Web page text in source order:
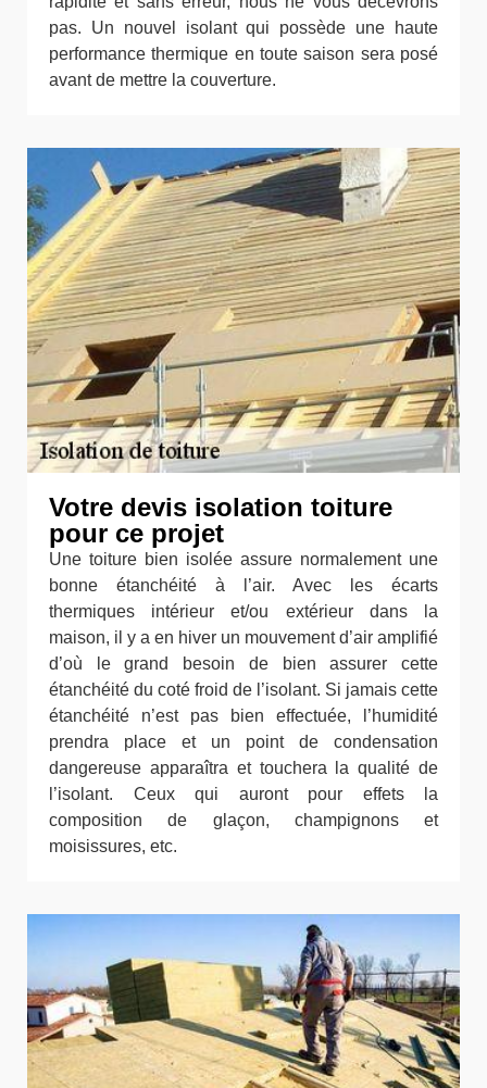
pas. Un nouvel isolant qui possède une haute
performance thermique en toute saison sera posé
avant de mettre la couverture.
Votre devis isolation toiture
pour ce projet
Une toiture bien isolée assure normalement une
bonne étanchéité à l’air. Avec les écarts
thermiques intérieur et/ou extérieur dans la
maison, il y a en hiver un mouvement d’air amplifié
d’où le grand besoin de bien assurer cette
étanchéité du coté froid de l’isolant. Si jamais cette
étanchéité n’est pas bien effectuée, l’humidité
prendra place et un point de condensation
dangereuse apparaîtra et touchera la qualité de
l’isolant. Ceux qui auront pour effets la
composition de glaçon, champignons et
moisissures, etc.